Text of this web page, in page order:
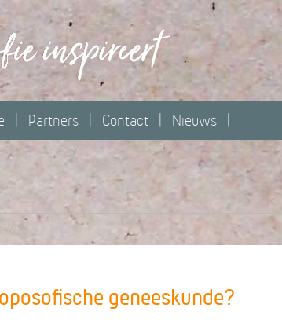
Partners Contact Nieuws
geneeskunde?